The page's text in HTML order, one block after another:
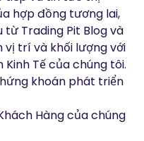
hợp đồng tương lai,
từTrading Pit Blogvà
vị trí và khối lượng với
Kinh Tếcủa chúng tôi.
khoán phát triển
Hàng của chúng